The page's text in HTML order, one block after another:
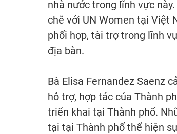
nhà nước trong lĩnh vực
chẽ với UN Women tại Việt
phối hợp, tài trợ trong lĩnh
địa bàn.
Bà Elisa Fernandez Saenz
hỗ trợ, hợp tác của Thành
triển khai tại Thành phố.
tại tại Thành phố thể hiện